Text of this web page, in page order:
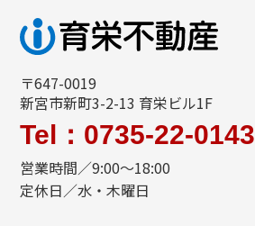
〒647-0019
新宮市新町3-2-13 育栄ビル1F
Tel：0735-22-0143
営業時間／9:00～18:00
定休日／水・木曜日